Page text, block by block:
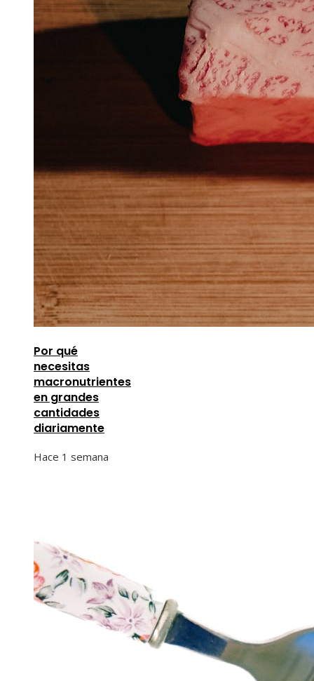
Por qué
necesitas
macronutrientes
en grandes
cantidades
diariamente
Hace 1 semana